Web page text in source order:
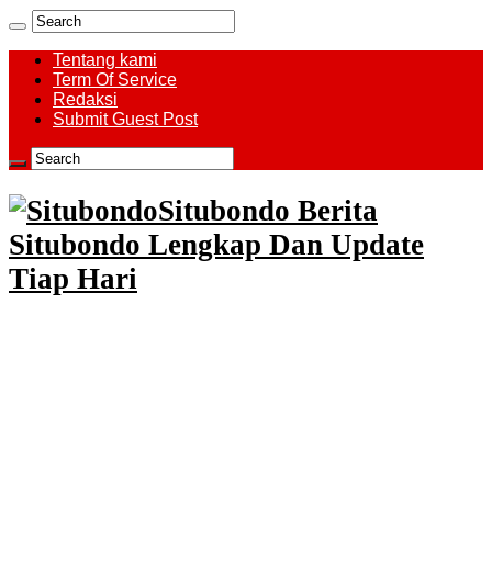
Tentang kami
Term Of Service
Redaksi
Submit Guest Post
Situbondo Berita
Situbondo Lengkap Dan Update
Tiap Hari